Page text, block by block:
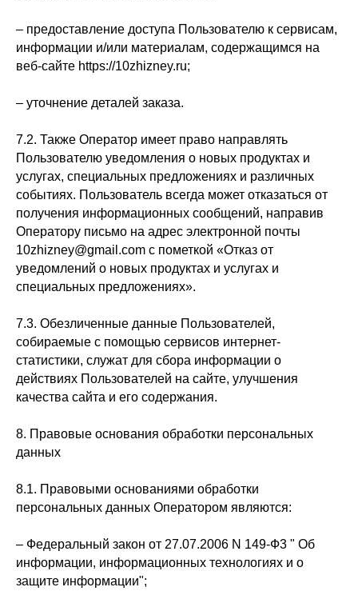
– предоставление доступа Пользователю к сервисам,
информации и/или материалам, содержащимся на
веб-сайте https://10zhizney.ru;
– уточнение деталей заказа.
7.2. Также Оператор имеет право направлять
Пользователю уведомления о новых продуктах и
услугах, специальных предложениях и различных
событиях. Пользователь всегда может отказаться от
получения информационных сообщений, направив
Оператору письмо на адрес электронной почты
10zhizney@gmail.com с пометкой «Отказ от
уведомлений о новых продуктах и услугах и
специальных предложениях».
7.3. Обезличенные данные Пользователей,
собираемые с помощью сервисов интернет-
статистики, служат для сбора информации о
действиях Пользователей на сайте, улучшения
качества сайта и его содержания.
8. Правовые основания обработки персональных
данных
8.1. Правовыми основаниями обработки
персональных данных Оператором являются:
– Федеральный закон от 27.07.2006 N 149-Ф3 " Об
информации, информационных технологиях и о
защите информации";